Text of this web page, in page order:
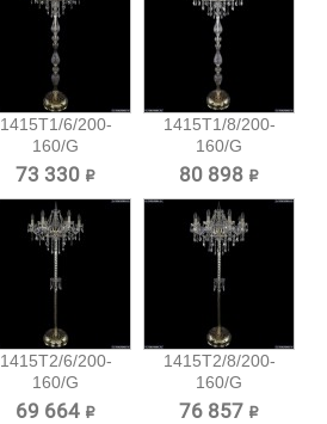
1415T1/6/200-
160/G
Хрустальный
73 330 ₽
1415T1/8/200-
160/G
Хрустальный
80 898 ₽
1415T2/6/200-
160/G
Хрустальный
69 664 ₽
1415T2/8/200-
160/G
Хрустальный
76 857 ₽